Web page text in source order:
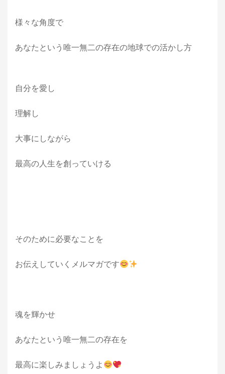
様々な角度で
あなたという唯一無二の存在の地球での活かし方
自分を愛し
理解し
大事にしながら
最高の人生を創っていける
そのために必要なことを
お伝えしていくメルマガです
魂を輝かせ
あなたという唯一無二の存在を
最高に楽しみましょうよ